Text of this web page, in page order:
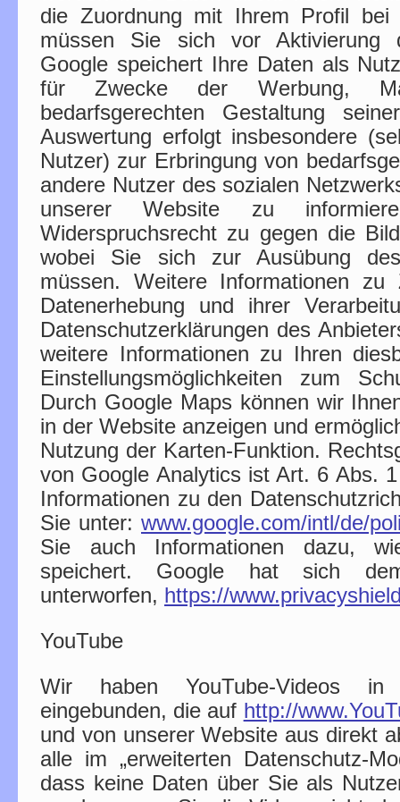
die Zuordnung mit Ihrem Profil bei
müssen Sie sich vor Aktivierung
Google speichert Ihre Daten als
für Zwecke der Werbung,
bedarfsgerechten Gestaltung
Auswertung erfolgt insbesondere
Nutzer) zur Erbringung von
andere Nutzer des sozialen
unserer Website zu
Widerspruchsrecht zu gegen die
wobei Sie sich zur Ausübung
müssen. Weitere Informationen
Datenerhebung und ihrer
Datenschutzerklärungen des
weitere Informationen zu Ihren
Einstellungsmöglichkeiten zum
Durch Google Maps können wir
in der Website anzeigen und
Nutzung der Karten-Funktion.
von Google Analytics ist Art. 6 Abs.
Informationen zu den
Sie unter: www.google.com/intl/de/
Sie auch Informationen dazu,
speichert. Google hat sich dem
unterworfen, https://
YouTube
Wir haben YouTube-Videos in
eingebunden, die auf http://
und von unserer Website aus direkt
alle im „erweiterten Datenschutz-
dass keine Daten über Sie als